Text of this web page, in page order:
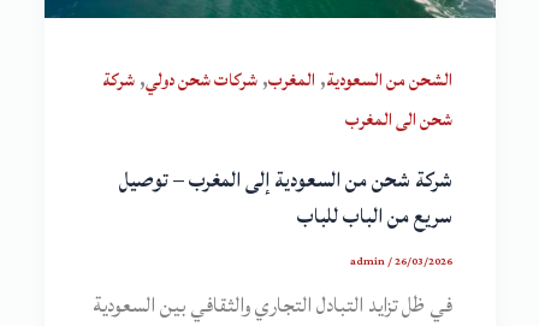
الشحن من السعودية, المغرب,شركات شحن دولي,شركة
شحن الى المغرب
شركة شحن من السعودية إلى المغرب – توصيل
سريع من الباب للباب
admin/26/03/2026
في ظل تزايد التبادل التجاري والثقافي بين السعودية